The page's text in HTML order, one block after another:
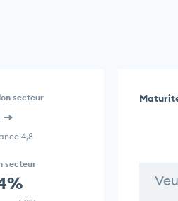
secteur
4,8
secteur